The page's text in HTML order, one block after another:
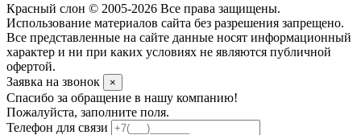
Красный слон © 2005-2026 Все права защищены.
Использование материалов сайта без разрешения запрещено.
Все представленные на сайте данные носят информационный
характер и ни при каких условиях не являются публичной
офертой.
Заявка на звонок
×
Спасибо за обращение в нашу компанию!
Пожалуйста, заполните поля.
Телефон для связи